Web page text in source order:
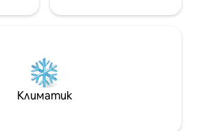
Климатик